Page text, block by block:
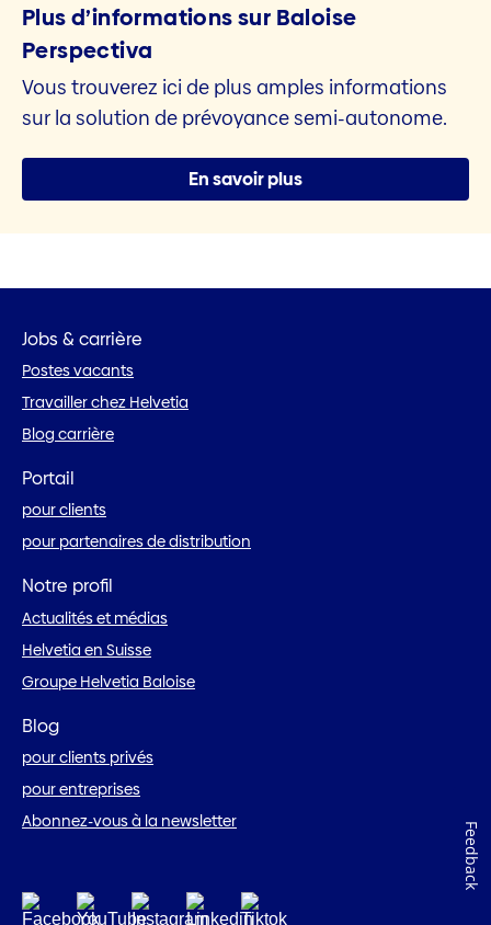
Plus d’informations sur Baloise
Perspectiva
Vous trouverez ici de plus amples informations
sur la solution de prévoyance semi-autonome.
En savoir plus
Jobs & carrière
Postes vacants
Travailler chez Helvetia
Blog carrière
Portail
pour clients
pour partenaires de distribution
Notre profil
Actualités et médias
Helvetia en Suisse
Groupe Helvetia Baloise
Blog
pour clients privés
pour entreprises
Abonnez-vous à la newsletter
Feedback